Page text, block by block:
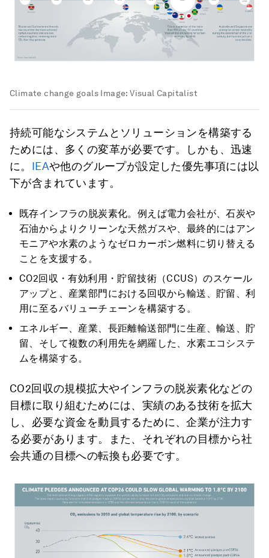
Climate change goals Image:Visual Capitalist
持続可能なシステムとソリューションを構築する
ためには、多くの変革が必要です。しかも、迅速
に。 IEAや他のグループが設定した優先事項には以
下が含まれています。
既存インフラの脱炭素化。例えば電力会社が、石炭や
石油からよりクリーンな天然ガスや、最終的にはアン
モニアや水素のようなゼロカーボン燃料に切り替える
ことを支援する。
CO2回収・有効利用・貯留技術（CCUS）のスケール
アップと、産業部門における回収から輸送、貯留、利
用に至るバリューチェーンを構築する。
エネルギー、産業、長距離輸送部門に生産、輸送、貯
留、そして複数の利用先を網羅した、水素エコシステ
ムを構築する。
CO2回収の規模拡大やインフラの脱炭素化などの
目標に取り組むためには、実績のある技術を拡大
し、必要な資金を動員するために、企業が注力す
る必要があります。また、それぞれの目標から社
会共通の目標への転換も必要です。